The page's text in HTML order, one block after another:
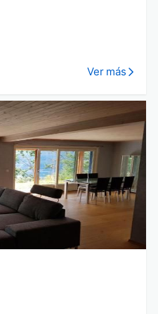
Ver más